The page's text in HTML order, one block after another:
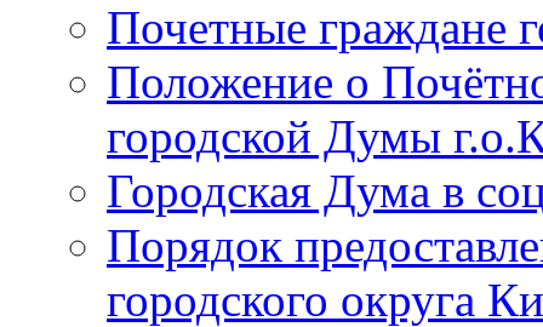
Почетные граждане
Положение о
городской Думы
Городская Дума в
Порядок
городского округа